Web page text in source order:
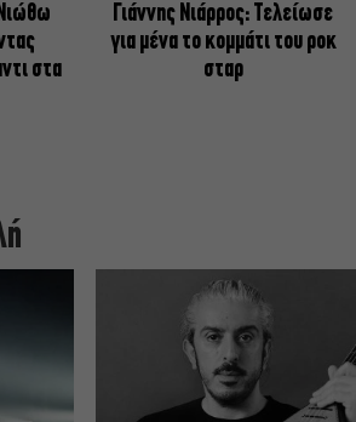
στα
Γιάννης Νιάρρος: Τελείωσε
για μένα το κομμάτι του ροκ
σταρ